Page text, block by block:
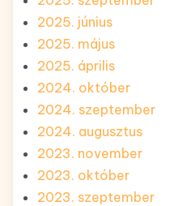
2025. június
2025. május
2025. április
2024. október
2024. szeptember
2024. augusztus
2023. november
2023. október
2023. szeptember